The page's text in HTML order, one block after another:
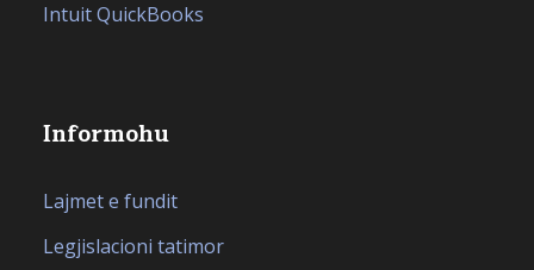
Intuit QuickBooks
Informohu
Lajmet e fundit
Legjislacioni tatimor